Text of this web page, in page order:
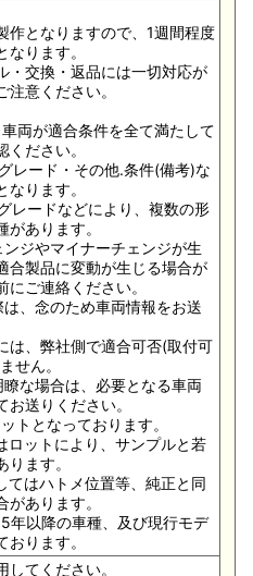
作となりますので、1週間程度
ります。
・交換・返品には一切対応が
意ください。
両が適合条件を全て満たして
ださい。
レード・その他.条件(備考)な
なります。
レードなどにより、複数の形
あります。
ジやマイナーチェンジが生
合製品に変動が生じる場合が
ご連絡ください。
、念のため車両情報をお送
は、弊社側で適合可否(取付可
せん。
な場合は、必要となる車両
送りください。
トとなっております。
ロットにより、サンプルと若
ます。
てはハトメ位置等、純正と同
があります。
年以降の車種、及び現行モデ
ります。
てください。